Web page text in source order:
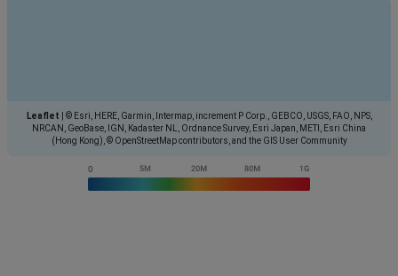
Leaflet
© Esri, HERE, Garmin, Intermap, increment P Corp., GEBCO, USGS, FAO, NPS,
NRCAN, GeoBase, IGN, Kadaster NL, Ordnance Survey, Esri Japan, METI, Esri China
(Hong Kong), © OpenStreetMap contributors, and the GIS User Community